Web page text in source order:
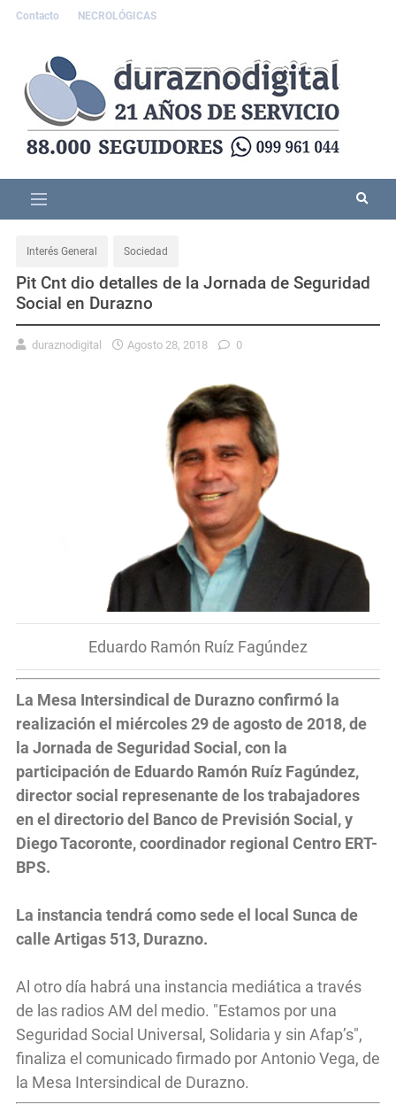
Contacto NECROLÓGICAS
Interés General Sociedad
Pit Cnt dio detalles de la Jornada de Seguridad
Social en Durazno
duraznodigital Agosto 28, 2018 0
Eduardo Ramón Ruíz Fagúndez
La Mesa Intersindical de Durazno confirmó la
realización el miércoles 29 de agosto de 2018, de
la Jornada de Seguridad Social, con la
participación de Eduardo Ramón Ruíz Fagúndez,
director social represenante de los trabajadores
en el directorio del Banco de Previsión Social, y
Diego Tacoronte, coordinador regional Centro ERT-
BPS.
La instancia tendrá como sede el local Sunca de
calle Artigas 513, Durazno.
Al otro día habrá una instancia mediática a través
de las radios AM del medio. "Estamos por una
Seguridad Social Universal, Solidaria y sin Afap’s",
finaliza el comunicado firmado por Antonio Vega, de
la Mesa Intersindical de Durazno.